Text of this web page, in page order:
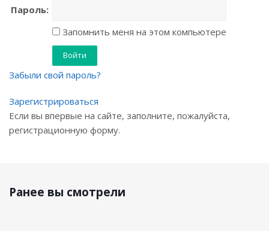
Пароль:
Запомнить меня на этом компьютере
Забыли свой пароль?
Зарегистрироваться
Если вы впервые на сайте, заполните, пожалуйста,
регистрационную форму.
Ранее вы смотрели